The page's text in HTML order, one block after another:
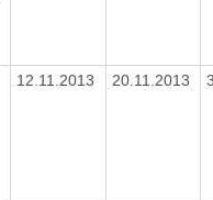
12.11.2013 20.11.2013